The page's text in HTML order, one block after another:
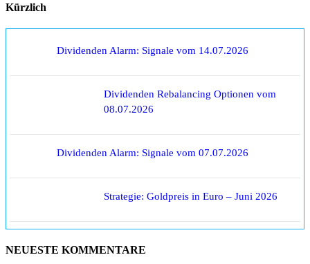
Kürzlich
Dividenden Alarm: Signale vom 14.07.2026
Dividenden Rebalancing Optionen vom
08.07.2026
Dividenden Alarm: Signale vom 07.07.2026
Strategie: Goldpreis in Euro – Juni 2026
NEUESTE KOMMENTARE